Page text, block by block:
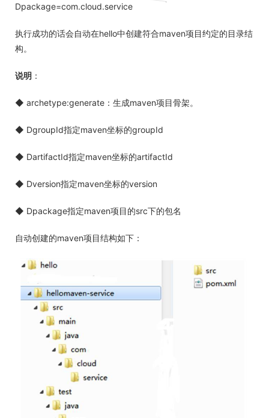
Dpackage=com.cloud.service
执行成功的话会自动在hello中创建符合maven项目约定的目录结
构。
说明 ：
◆ archetype:generate：生成maven项目骨架。
◆ DgroupId指定maven坐标的groupId
◆ DartifactId指定maven坐标的artifactId
◆ Dversion指定maven坐标的version
◆ Dpackage指定maven项目的src下的包名
自动创建的maven项目结构如下：